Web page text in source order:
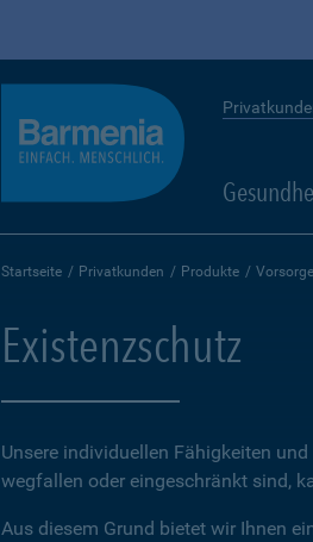
Startseite Privatkunden Produkte
Existenzschutz
Unsere individuellen Fähigkeiten
wegfallen oder eingeschränkt sind,
Aus diesem Grund bietet wir Ihnen